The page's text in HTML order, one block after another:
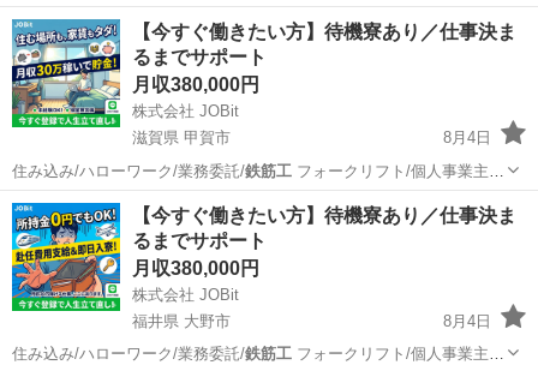
ービス…
栃木 栃木市 物流 住み込み
【今すぐ働きたい方】待機寮あり／仕事決ま
るまでサポート
月収380,000円
株式会社 JOBit
滋賀県 甲賀市
8月4日
住み込み/ハローワーク/業務委託/鉄筋工フォークリフト/個人事業主/
ービス…
滋賀 甲賀市 物流 住み込み
【今すぐ働きたい方】待機寮あり／仕事決ま
るまでサポート
月収380,000円
株式会社 JOBit
福井県 大野市
8月4日
住み込み/ハローワーク/業務委託/鉄筋工フォークリフト/個人事業主/